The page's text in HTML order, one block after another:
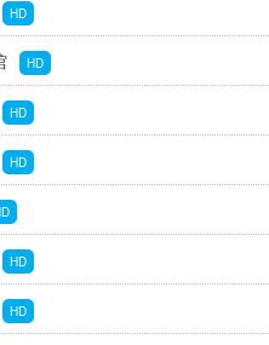
HD
HD
HD
HD
HD
HD